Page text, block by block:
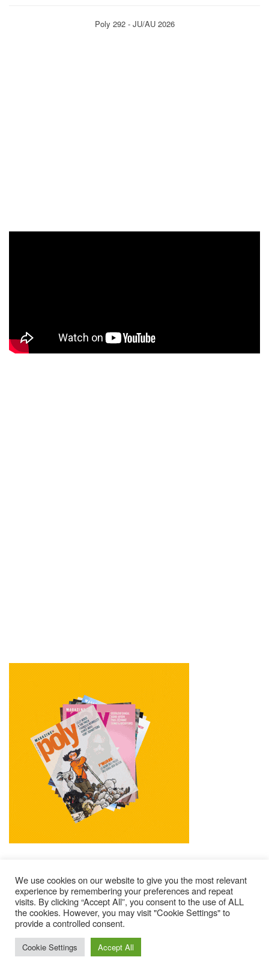
Poly 292 - JU/AU 2026
Mentions Légales Contacts
Où Trouver Poly ?
Lire Les Anciens N°
S’abonner À Poly
© 2025 – Magazine Poly – BKN
We use cookies on our website to give you the most relevant
experience by remembering your preferences and repeat
visits. By clicking “Accept All”, you consent to the use of ALL
the cookies. However, you may visit "Cookie Settings" to
provide a controlled consent.
Cookie Settings Accept All